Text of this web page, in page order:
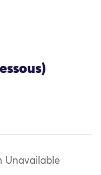
Unavailable